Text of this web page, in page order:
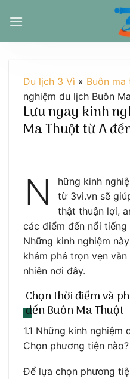
đến
Du lịch 3 Vì » Buôn ma
nghiệm du lịch Buôn
Lưu ngay kinh
Ma Thuột từ A
N
hững kinh
từ 3vi.vn sẽ
thật thuận lợi,
các điểm đến nổi tiếng
Những kinh nghiệm
khám phá trọn vẹn
nhiên nơi đây.
Chọn thời điểm và
đến Buôn Ma Thuột
1.1 Những kinh nghiệm
Chọn phương tiện nào?
Để lựa chọn phương